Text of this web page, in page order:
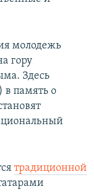
молодежь
гору
Здесь
в память о
традиционной